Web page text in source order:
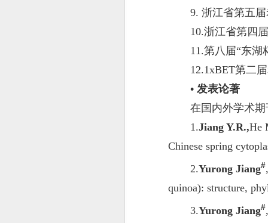
9. 浙江省第五
10.浙江省第四
11.第八届“东湖
12.1xBET第二
• 发表论著
在国内外学术
1.Jiang Y.R.,He
Chinese spring
2.Yurong Jiang#
quinoa): structure,
3.Yurong Jiang#